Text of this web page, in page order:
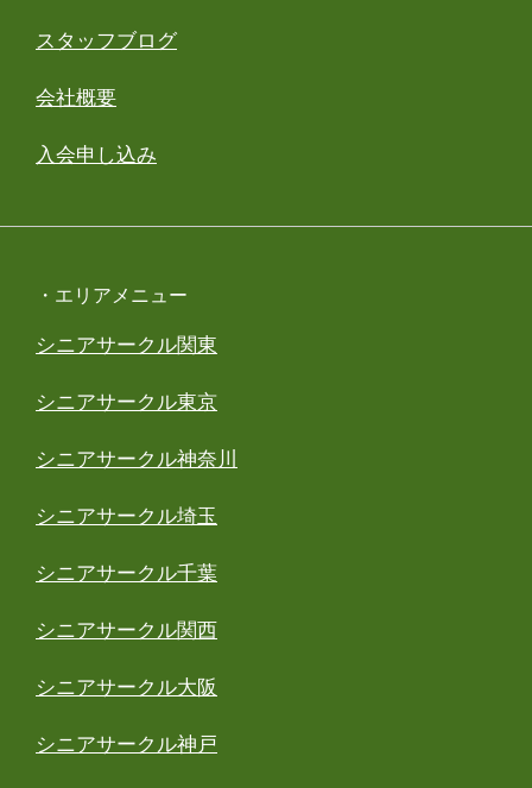
スタッフブログ
会社概要
入会申し込み
・エリアメニュー
シニアサークル関東
シニアサークル東京
シニアサークル神奈川
シニアサークル埼玉
シニアサークル千葉
シニアサークル関西
シニアサークル大阪
シニアサークル神戸